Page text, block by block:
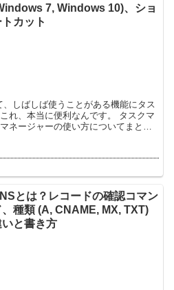
7, Windows 10)、ショ
トカット
しばしば使うことがある機能にタス
とは？レコードの確認コマン
、種類 (A, CNAME, MX, TXT)
いと書き方